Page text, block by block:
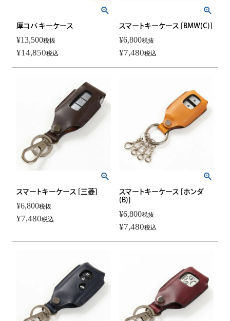
厚コバ キーケース
¥13,500税抜
¥14,850税込
スマートキーケース [BMW(C)]
¥6,800税抜
¥7,480税込
スマートキーケース [三菱]
¥6,800税抜
¥7,480税込
スマートキーケース [ホンダ
(B)]
¥6,800税抜
¥7,480税込